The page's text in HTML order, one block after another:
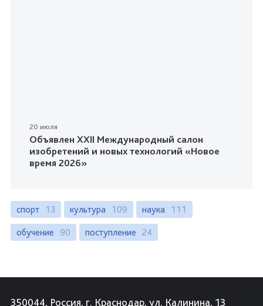
20 июля
Объявлен XXII Международный салон
изобретений и новых технологий «Новое
время 2026»
спорт 13 культура 109 наука 111
обучение 90 поступление 24
350044, Россия, г. Краснодар, ул. Калинина, 13